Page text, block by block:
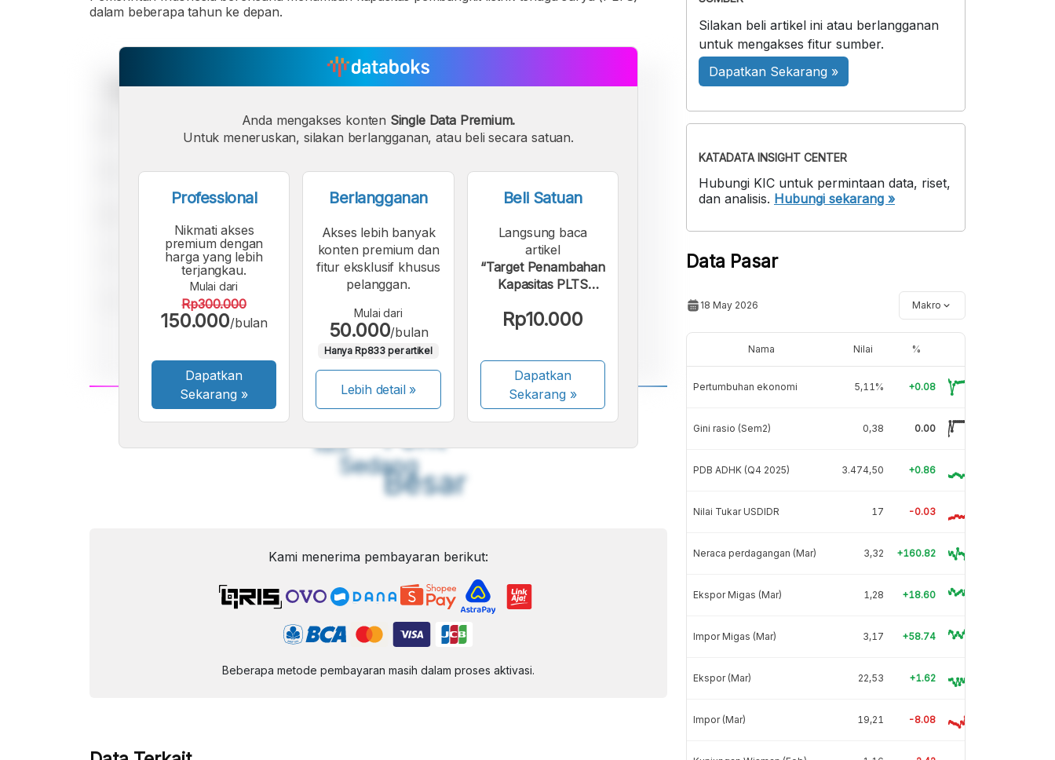
dalam beberapa tahun ke depan.
A
Font
Kecil
A
Sedang
A
Besar
Anda mengakses konten Single Data Premium.
Untuk meneruskan, silakan berlangganan, atau beli secara satuan.
Professional
Nikmati akses
premium dengan
harga yang lebih
terjangkau.
Mulai dari
Rp300.000
150.000/bulan
Dapatkan
Sekarang »
Berlangganan
Akses lebih banyak
konten premium dan
fitur eksklusif khusus
pelanggan.
Mulai dari
50.000/bulan
Hanya Rp833 per artikel
Lebih detail »
Beli Satuan
Langsung baca
artikel
“Target Penambahan
Kapasitas PLTS
2034”.
Rp10.000
Dapatkan
Sekarang»
Kami menerima pembayaran berikut:
Beberapa metode pembayaran masih dalam proses aktivasi.
Silakan beli artikel ini atau berlangganan
untuk mengakses fitur sumber.
Dapatkan Sekarang »
KATADATA INSIGHT CENTER
Hubungi KIC untuk permintaan data, riset,
dan analisis. Hubungi sekarang »
Data Pasar
18 May 2026 Makro
Nama Nilai %
Pertumbuhan ekonomi 5,11% +0.08
Gini rasio (Sem2) 0,38 0.00
PDB ADHK (Q4 2025) 3.474,50 +0.86
Nilai Tukar USDIDR 17 -0.03
Neraca perdagangan (Mar) 3,32 +160.82
Ekspor Migas (Mar) 1,28 +18.60
Impor Migas (Mar) 3,17 +58.74
Ekspor (Mar) 22,53 +1.62
Impor (Mar) 19,21 -8.08